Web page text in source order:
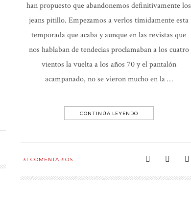
han propuesto que abandonemos definitivamente los
jeans pitillo. Empezamos a verlos tímidamente esta
temporada que acaba y aunque en las revistas que
nos hablaban de tendecias proclamaban a los cuatro
vientos la vuelta a los años 70 y el pantalón
acampanado, no se vieron mucho en la …
CONTINÚA LEYENDO
31 COMENTARIOS